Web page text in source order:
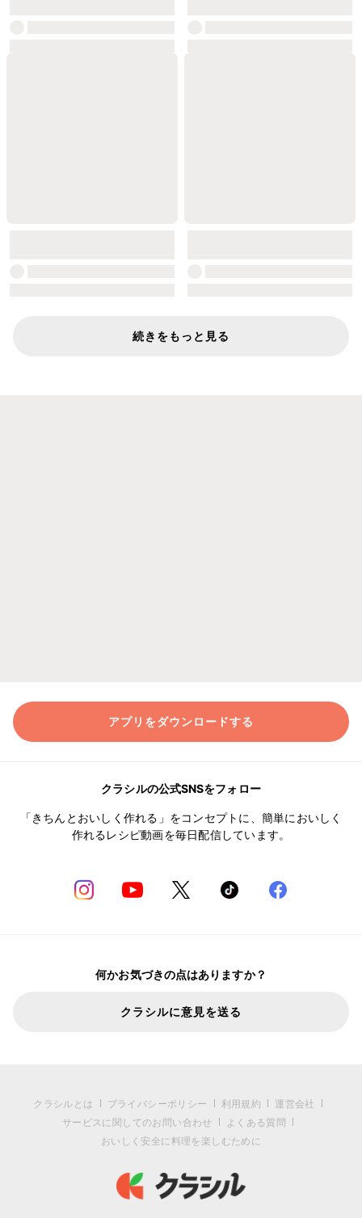
続きをもっと見る
アプリをダウンロードする
クラシルの公式SNSをフォロー
「きちんとおいしく作れる」をコンセプトに、簡単においしく
作れるレシピ動画を毎日配信しています。
何かお気づきの点はありますか？
クラシルに意見を送る
クラシルとは プライバシーポリシー 利用規約
運営会社
サービスに関してのお問い合わせ
よくある質問
おいしく安全に料理を楽しむために